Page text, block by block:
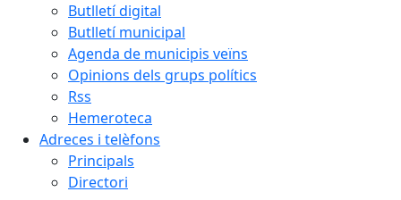
Butlletí digital
Butlletí municipal
Agenda de municipis veïns
Opinions dels grups polítics
Rss
Hemeroteca
Adreces i telèfons
Principals
Directori